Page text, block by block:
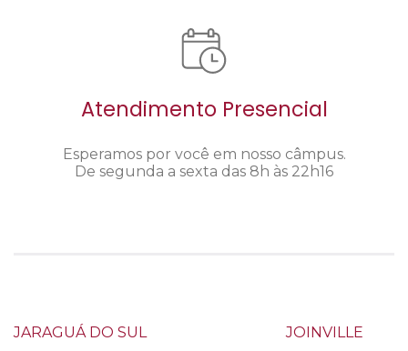
Atendimento Presencial
Esperamos por você em nosso câmpus.
De segunda a sexta das 8h às 22h16
JARAGUÁ DO SUL JOINVILLE